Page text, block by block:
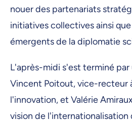
nouer des partenariats
initiatives collectives ainsi
émergents de la diplomatie
L'après-midi s'est terminé
Vincent Poitout, vice-recteur
l'innovation, et Valérie
vision de l'internationalisation